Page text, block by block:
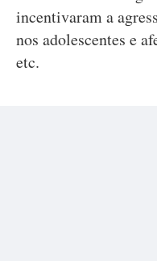
incentivaram a
nos adolescentes e
etc.